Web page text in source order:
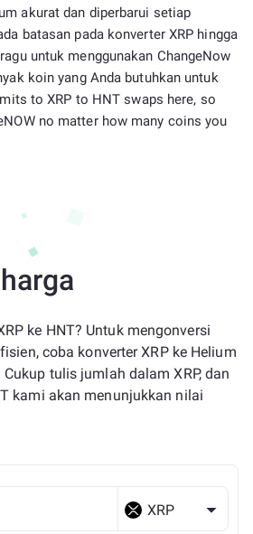
akurat dan diperbarui setiap
batasan pada konverter XRP hingga
untuk menggunakan ChangeNow
koin yang Anda butuhkan untuk
to XRP to HNT swaps here, so
no matter how many coins you
ke HNT? Untuk mengonversi
coba konverter XRP ke Helium
tulis jumlah dalam XRP, dan
kami akan menunjukkan nilai
XRP